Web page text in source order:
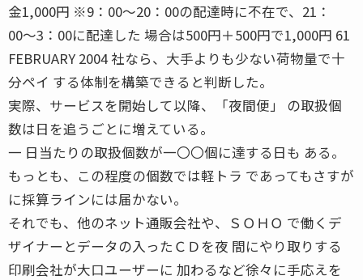
金1,000円 ※9：00〜20：00の配達時に不在で、21：
00〜3：00に配達した 場合は500円＋500円で1,000円 61
FEBRUARY 2004 社なら、大手よりも少ない荷物量で十
分ペイ する体制を構築できると判断した。
実際、サービスを開始して以降、「夜間便」 の取扱個
数は日を追うごとに増えている。
一 日当たりの取扱個数が一〇〇個に達する日も ある。
もっとも、この程度の個数では軽トラ であってもさすが
に採算ラインには届かない。
それでも、他のネット通販会社や、ＳＯＨＯ で働くデ
ザイナーとデータの入ったＣＤを夜 間にやり取りする
印刷会社が大口ユーザーに 加わるなど徐々に手応えを